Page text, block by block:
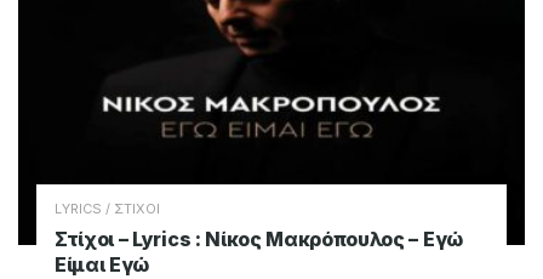
LYRICS / ΣΤΙΧΟΙ
Στίχοι – Lyrics : Νίκος Μακρόπουλος – Εγώ
Είμαι Εγώ